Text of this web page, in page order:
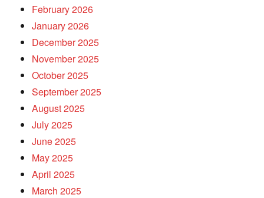
February 2026
January 2026
December 2025
November 2025
October 2025
September 2025
August 2025
July 2025
June 2025
May 2025
April 2025
March 2025